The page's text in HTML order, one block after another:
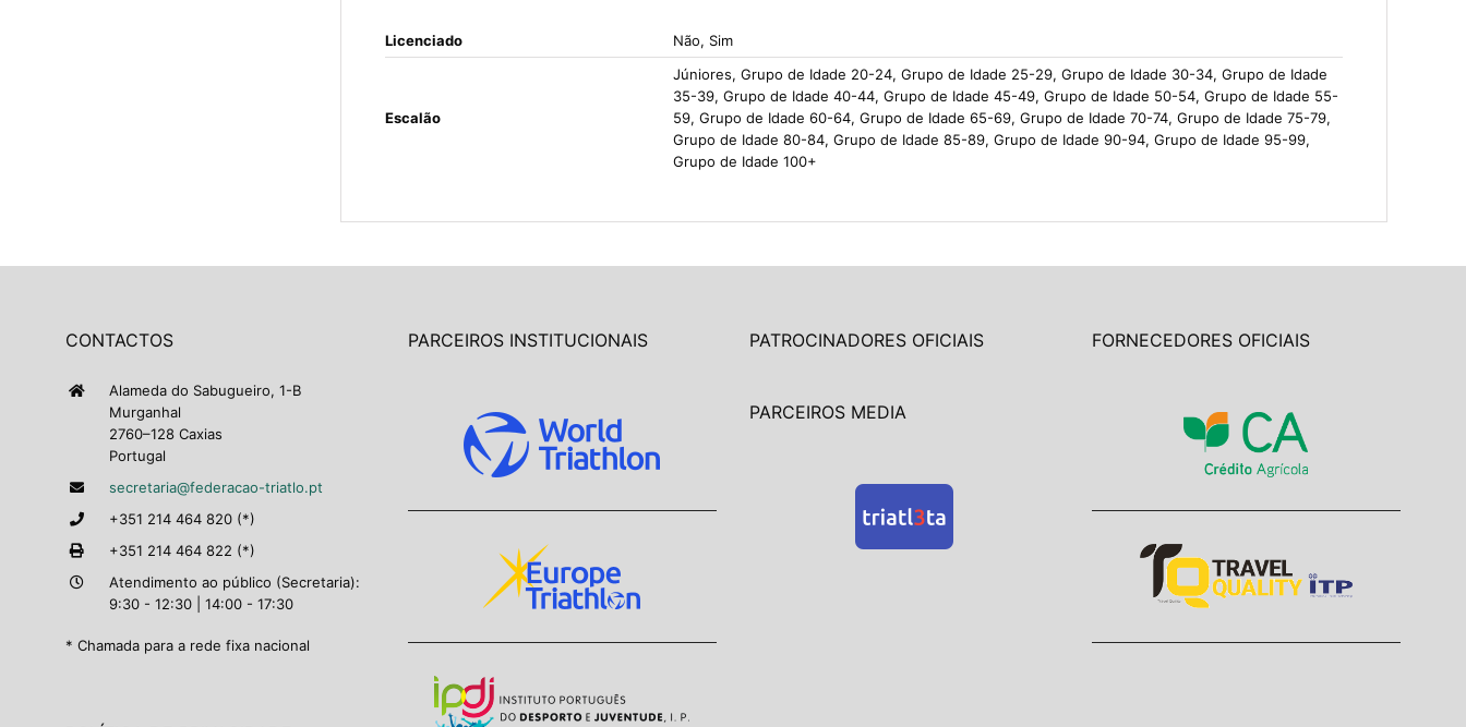
Licenciado Não, Sim
Escalão
Júniores, Grupo de Idade 20-24, Grupo de Idade 25-29, Grupo de Idade 30-34, Grupo de Idade
35-39, Grupo de Idade 40-44, Grupo de Idade 45-49, Grupo de Idade 50-54, Grupo de Idade 55-
59, Grupo de Idade 60-64, Grupo de Idade 65-69, Grupo de Idade 70-74, Grupo de Idade 75-79,
Grupo de Idade 80-84, Grupo de Idade 85-89, Grupo de Idade 90-94, Grupo de Idade 95-99,
Grupo de Idade 100+
CONTACTOS
Alameda do Sabugueiro, 1-B
Murganhal
2760–128 Caxias
Portugal
secretaria@federacao-triatlo.pt
+351 214 464 820 (*)
+351 214 464 822 (*)
Atendimento ao público (Secretaria):
9:30 - 12:30 | 14:00 - 17:30
* Chamada para a rede fixa nacional
PARCEIROS INSTITUCIONAIS PATROCINADORES OFICIAIS
PARCEIROS MEDIA
FORNECEDORES OFICIAIS